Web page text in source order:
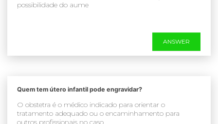
possibilidade do aume
ANSWER
Quem tem útero infantil pode engravidar?
O obstetra é o médico indicado para orientar o
tratamento adequado ou o encaminhamento para
outros profissionais no caso